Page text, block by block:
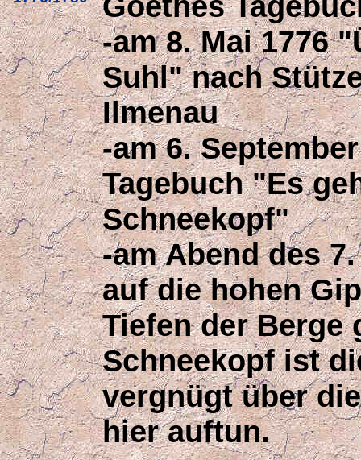
-am 8. Mai 1776
Suhl" nach
Ilmenau
-am 6.
Tagebuch "Es
Schneekopf"
-am Abend des
auf die hohen
Tiefen der Berge
Schneekopf ist
vergnügt über
hier auftun.